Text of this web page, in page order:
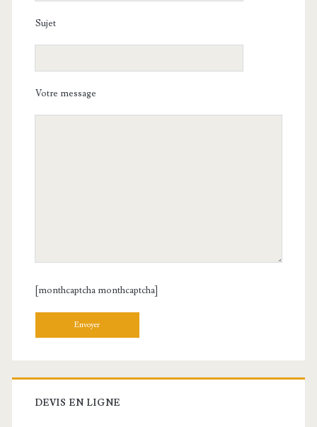
Sujet
Votre message
[monthcaptcha monthcaptcha]
DEVIS EN LIGNE